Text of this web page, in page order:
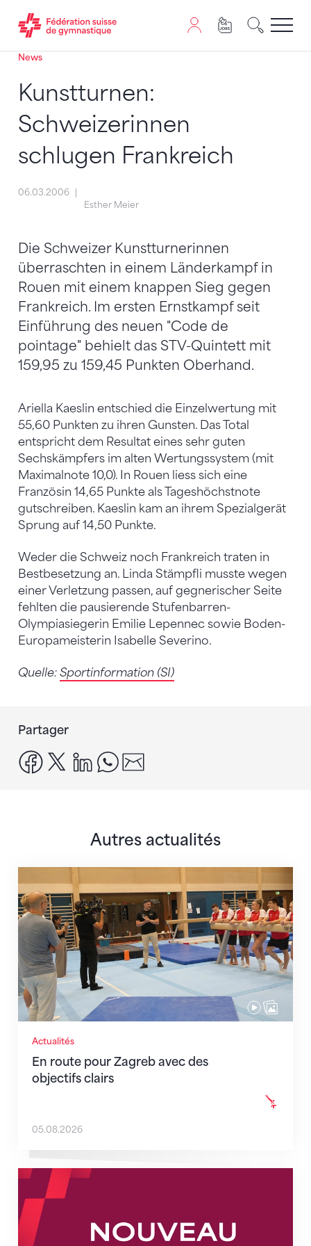
Passer au contenu
Naviguer vers le plan du siten
JavaScript est nécessaire pour naviguer sur ce site.
News
Kunstturnen:
Schweizerinnen
schlugen Frankreich
06.03.2006
Esther Meier
Die Schweizer Kunstturnerinnen
überraschten in einem Länderkampf in
Rouen mit einem knappen Sieg gegen
Frankreich. Im ersten Ernstkampf seit
Einführung des neuen "Code de
pointage" behielt das STV-Quintett mit
159,95 zu 159,45 Punkten Oberhand.
Ariella Kaeslin entschied die Einzelwertung mit
55,60 Punkten zu ihren Gunsten. Das Total
entspricht dem Resultat eines sehr guten
Sechskämpfers im alten Wertungssystem (mit
Maximalnote 10,0). In Rouen liess sich eine
Französin 14,65 Punkte als Tageshöchstnote
gutschreiben. Kaeslin kam an ihrem Spezialgerät
Sprung auf 14,50 Punkte.
Weder die Schweiz noch Frankreich traten in
Bestbesetzung an. Linda Stämpfli musste wegen
einer Verletzung passen, auf gegnerischer Seite
fehlten die pausierende Stufenbarren-
Olympiasiegerin Emilie Lepennec sowie Boden-
Europameisterin Isabelle Severino.
Quelle: Sportinformation (SI)
Partager
facebook
x linkedinwhatsapp
Autres actualités
Actualités
En route pour Zagreb avec des
objectifs clairs
En route pour Zagreb avec des objectifs clairs
05.08.2026
Nouveaux horaires du secrétariat dès le 1er août